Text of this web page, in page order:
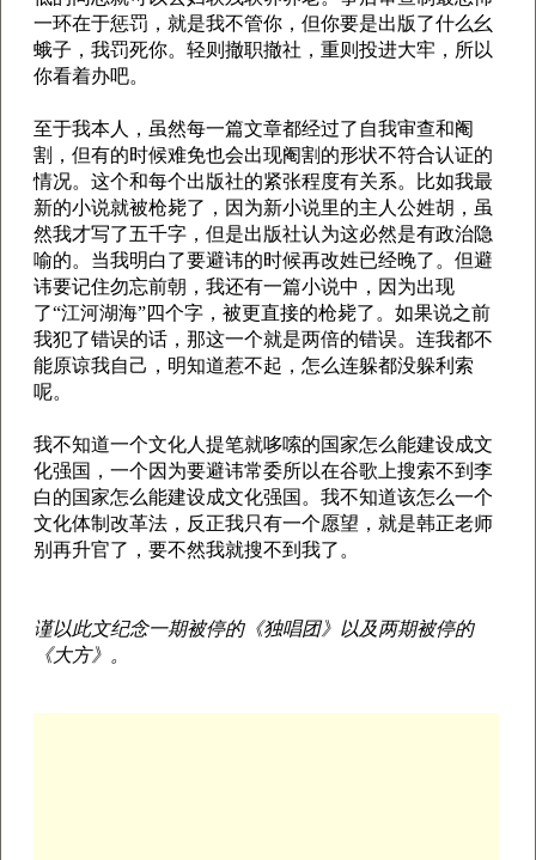
一环在于惩罚，就是我不管你，但你要是出版了什么幺
蛾子，我罚死你。轻则撤职撤社，重则投进大牢，所以
你看着办吧。
至于我本人，虽然每一篇文章都经过了自我审查和阉
割，但有的时候难免也会出现阉割的形状不符合认证的
情况。这个和每个出版社的紧张程度有关系。比如我最
新的小说就被枪毙了，因为新小说里的主人公姓胡，虽
然我才写了五千字，但是出版社认为这必然是有政治隐
喻的。当我明白了要避讳的时候再改姓已经晚了。但避
讳要记住勿忘前朝，我还有一篇小说中，因为出现
了“江河湖海”四个字，被更直接的枪毙了。如果说之前
我犯了错误的话，那这一个就是两倍的错误。连我都不
能原谅我自己，明知道惹不起，怎么连躲都没躲利索
呢。
我不知道一个文化人提笔就哆嗦的国家怎么能建设成文
化强国，一个因为要避讳常委所以在谷歌上搜索不到李
白的国家怎么能建设成文化强国。我不知道该怎么一个
文化体制改革法，反正我只有一个愿望，就是韩正老师
别再升官了，要不然我就搜不到我了。
谨以此文纪念一期被停的《独唱团》以及两期被停的
《大方》。